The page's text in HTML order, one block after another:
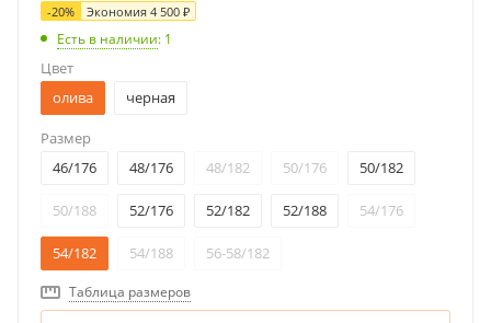
-20% Экономия 4 500 ₽
Есть в наличии: 1
Цвет
олива
черная
Размер
46/176
48/176 48/182 50/176 50/182
50/188 52/176 52/182 52/188 54/176
54/182 54/188 56-58/182
Таблица размеров